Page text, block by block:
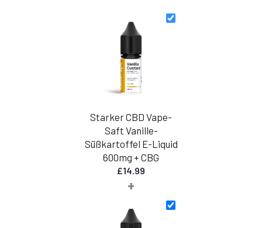
Starker CBD Vape-
Saft Vanille-
Süßkartoffel E-Liquid
600mg + CBG
£14.99
+